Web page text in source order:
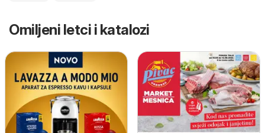
Omiljeni letci i katalozi